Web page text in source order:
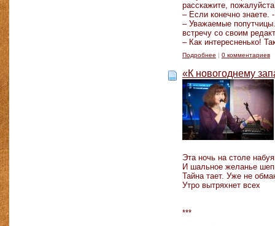
расскажите,
– Если конечно знаете.
– Уважаемые
встречу со своим
– Как интересненько!
Подробнее | 0 комментариев
«К новогоднему
Эта ночь на столе
И шальное желанье
Тайна тает. Уже не
Утро вытряхнет всех
***